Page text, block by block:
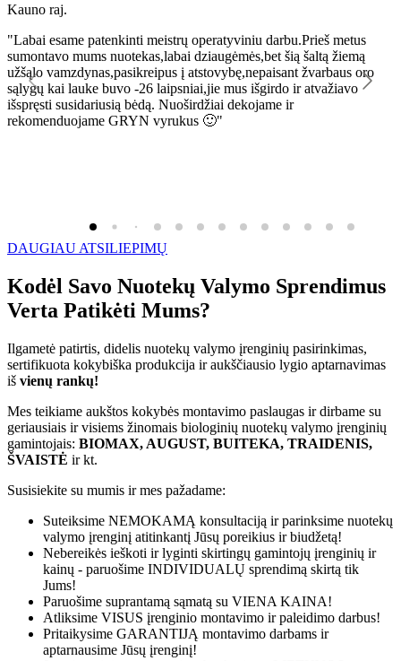
Kauno raj.
"Labai esame patenkinti meistrų operatyviniu darbu.Prieš metus
sumontavo mums nuotekas,labai dziaugėmės,bet šią šaltą žiemą
užšąlo vamzdynas,pasikreipus į atstovybę,nepaisant žvarbaus oro
sąlygų kai lauke buvo -26 laipsniai,jie mus išgirdo ir atvažiavo
išspręsti susidariusią bėdą. Nuoširdžiai dekojame ir
rekomenduojame GRYN vyrukus 🙂"
DAUGIAU ATSILIEPIMŲ
Kodėl Savo Nuotekų Valymo Sprendimus
Verta Patikėti Mums?
Ilgametė patirtis, didelis nuotekų valymo įrenginių pasirinkimas,
sertifikuota kokybiška produkcija ir aukščiausio lygio aptarnavimas
iš vienų rankų!
Mes teikiame aukštos kokybės montavimo paslaugas ir dirbame su
geriausiais ir visiems žinomais biologinių nuotekų valymo įrenginių
gamintojais: BIOMAX, AUGUST, BUITEKA, TRAIDENIS,
ŠVAISTĖ ir kt.
Susisiekite su mumis ir mes pažadame:
Suteiksime NEMOKAMĄ konsultaciją ir parinksime nuotekų
valymo įrenginį atitinkantį Jūsų poreikius ir biudžetą!
Nebereikės ieškoti ir lyginti skirtingų gamintojų įrenginių ir
kainų - paruošime INDIVIDUALŲ sprendimą skirtą tik
Jums!
Paruošime suprantamą sąmatą su VIENA KAINA!
Atliksime VISUS įrenginio montavimo ir paleidimo darbus!
Pritaikysime GARANTIJĄ montavimo darbams ir
aptarnausime Jūsų įrenginį!